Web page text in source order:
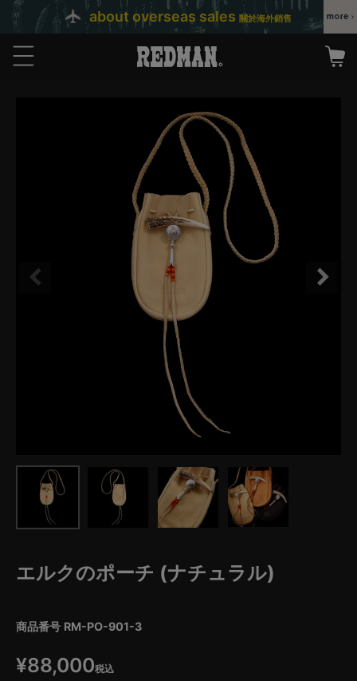
about overseas sales 關於海外銷售
エルクのポーチ (ナチュラル)
商品番号 RM-PO-901-3
¥88,000税込